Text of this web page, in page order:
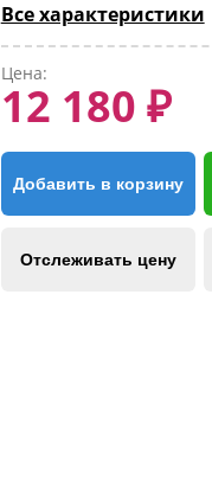
Все характеристики
Цена:
12 180 ₽
Добавить в корзину
Отслеживать цену